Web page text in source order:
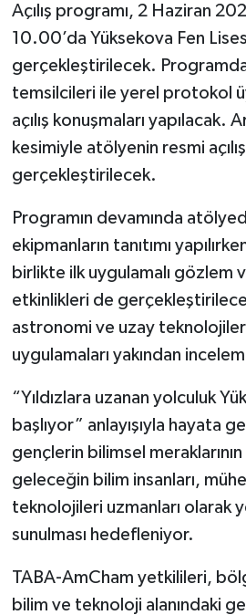
Açılış programı, 2 Haziran
10.00’da Yüksekova Fen
gerçekleştirilecek.
temsilcileri ile yerel protokol
açılış konuşmaları yapılacak.
kesimiyle atölyenin resmi
gerçekleştirilecek.
Programın devamında
ekipmanların tanıtımı
birlikte ilk uygulamalı gözlem
etkinlikleri de
astronomi ve uzay
uygulamaları yakından
“Yıldızlara uzanan yolculuk
başlıyor” anlayışıyla hayata
gençlerin bilimsel
geleceğin bilim insanları,
teknolojileri uzmanları olarak
sunulması hedefleniyor.
TABA-AmCham yetkilileri,
bilim ve teknoloji alanındaki